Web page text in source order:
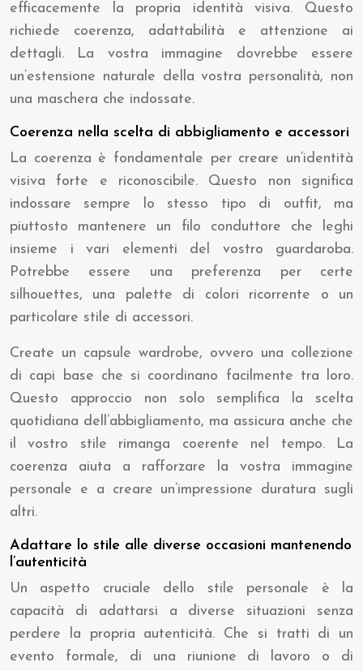
efficacemente la propria identità visiva. Questo
richiede coerenza, adattabilità e attenzione ai
dettagli. La vostra immagine dovrebbe essere
un’estensione naturale della vostra personalità, non
una maschera che indossate.
Coerenza nella scelta di abbigliamento e accessori
La coerenza è fondamentale per creare un’identità
visiva forte e riconoscibile. Questo non significa
indossare sempre lo stesso tipo di outfit, ma
piuttosto mantenere un filo conduttore che leghi
insieme i vari elementi del vostro guardaroba.
Potrebbe essere una preferenza per certe
silhouettes, una palette di colori ricorrente o un
particolare stile di accessori.
Create un capsule wardrobe, ovvero una collezione
di capi base che si coordinano facilmente tra loro.
Questo approccio non solo semplifica la scelta
quotidiana dell’abbigliamento, ma assicura anche che
il vostro stile rimanga coerente nel tempo. La
coerenza aiuta a rafforzare la vostra immagine
personale e a creare un’impressione duratura sugli
altri.
Adattare lo stile alle diverse occasioni mantenendo
l’autenticità
Un aspetto cruciale dello stile personale è la
capacità di adattarsi a diverse situazioni senza
perdere la propria autenticità. Che si tratti di un
evento formale, di una riunione di lavoro o di